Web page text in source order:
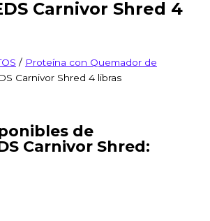
Carnivor Shred 4
/ Proteína con Quemador de
Carnivor Shred 4 libras
de
Carnivor Shred: